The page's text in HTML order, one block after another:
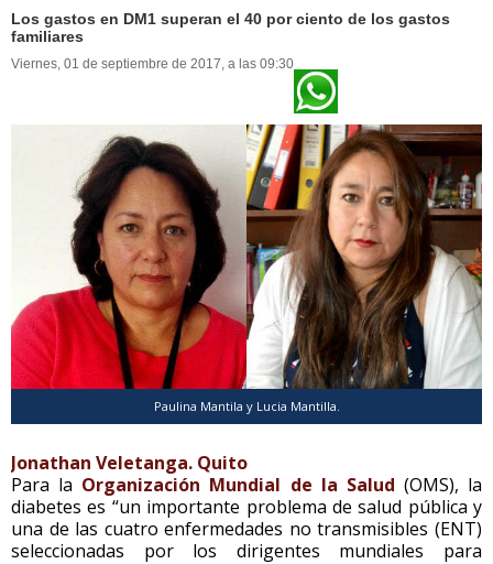
Los gastos en DM1 superan el 40 por ciento de los gastos
familiares
Viernes, 01 de septiembre de 2017, a las 09:30
Paulina Mantila y Lucia Mantilla.
Jonathan Veletanga. Quito
Para la Organización Mundial de la Salud (OMS), la
diabetes es “un importante problema de salud pública y
una de las cuatro enfermedades no transmisibles (ENT)
seleccionadas por los dirigentes mundiales para